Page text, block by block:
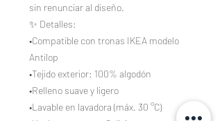
sin renunciar al diseño.
✨ Detalles:
•Compatible con tronas IKEA modelo
Antilop
•Tejido exterior: 100% algodón
•Relleno suave y ligero
•Lavable en lavadora (máx. 30 °C)